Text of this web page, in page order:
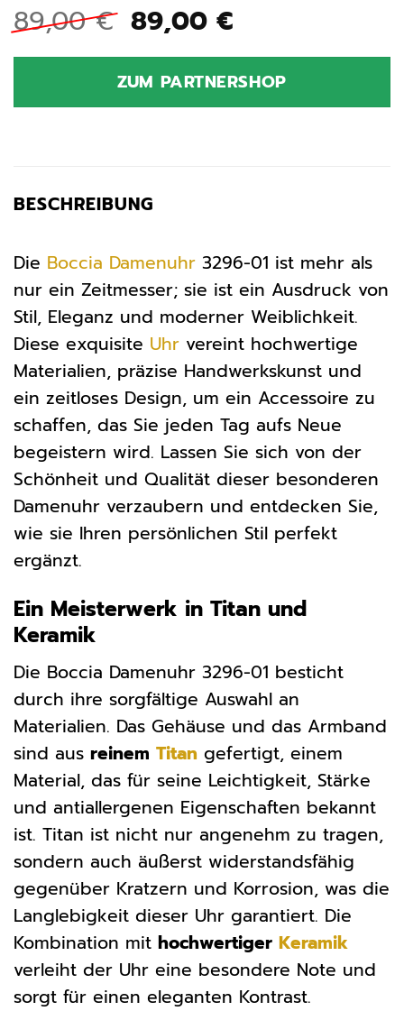
89,00€ Ursprünglicher
Preis
war:
89,00 €
89,00 €Aktueller
ist:
89,00 €.
ZUM PARTNERSHOP
BESCHREIBUNG
Die Boccia Damenuhr 3296-01 ist mehr als
nur ein Zeitmesser; sie ist ein Ausdruck von
Stil, Eleganz und moderner Weiblichkeit.
Diese exquisite Uhr vereint hochwertige
Materialien, präzise Handwerkskunst und
ein zeitloses Design, um ein Accessoire zu
schaffen, das Sie jeden Tag aufs Neue
begeistern wird. Lassen Sie sich von der
Schönheit und Qualität dieser besonderen
Damenuhr verzaubern und entdecken Sie,
wie sie Ihren persönlichen Stil perfekt
ergänzt.
Ein Meisterwerk in Titan und
Keramik
Die Boccia Damenuhr 3296-01 besticht
durch ihre sorgfältige Auswahl an
Materialien. Das Gehäuse und das Armband
sind aus reinem Titan gefertigt, einem
Material, das für seine Leichtigkeit, Stärke
und antiallergenen Eigenschaften bekannt
ist. Titan ist nicht nur angenehm zu tragen,
sondern auch äußerst widerstandsfähig
gegenüber Kratzern und Korrosion, was die
Langlebigkeit dieser Uhr garantiert. Die
Kombination mit hochwertiger Keramik
verleiht der Uhr eine besondere Note und
sorgt für einen eleganten Kontrast.